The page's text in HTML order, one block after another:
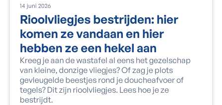
14 juni 2026
Rioolvliegjes bestrijden: hier
komen ze vandaan en hier
hebben ze een hekel aan
Kreeg je aan de wastafel al eens het gezelschap
van kleine, donzige vliegjes? Of zag je plots
gevleugelde beestjes rond je doucheafvoer of
tegels? Dit zijn rioolvliegjes. Lees hoe je ze
bestrijdt.